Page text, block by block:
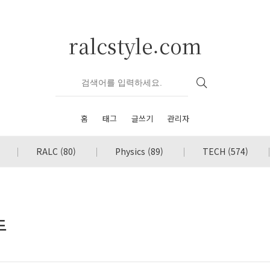
ralcstyle.com
홈 태그 글쓰기 관리자
RALC (80) Physics (89) TECH (574)